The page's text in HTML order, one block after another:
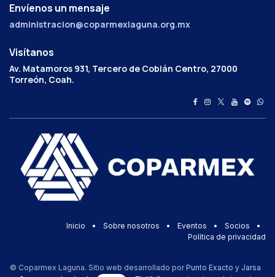
Envíenos un mensaje
administracion@coparmexlaguna.org.mx
Visítanos
Av. Matamoros 931, Tercero de Cobián Centro, 27000
Torreón, Coah.
Inicio • Sobre nosotros • Eventos • Socios
•
Política de privacidad
© Coparmex Laguna. Sitio web desarrollado por Punto Exacto y Jarsa